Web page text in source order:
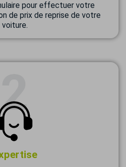
pour effectuer votre
de prix de reprise de votre
voiture.